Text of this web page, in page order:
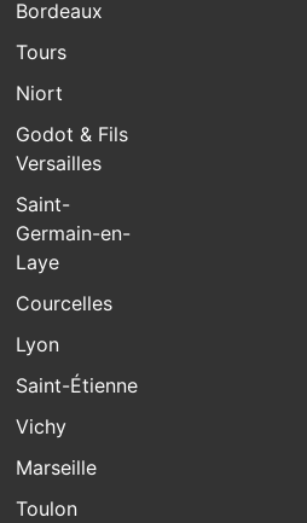
Bordeaux
Tours
Niort
Godot & Fils
Versailles
Saint-
Germain-en-
Laye
Courcelles
Lyon
Saint-Étienne
Vichy
Marseille
Toulon